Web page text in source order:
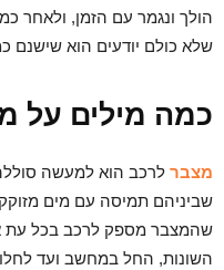
הולך ונגמר עם הזמן, ולאחר
שלא כולם יודעים הוא שישנם
כמה מילים על
מצבר לרכב הוא למעשה
שביניהם תמיסה עם מים
שהמצבר מספק לרכב בכל עת
השונות, החל במחשב ועד